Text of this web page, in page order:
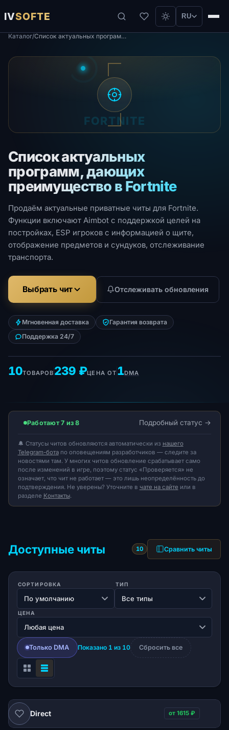
IVSOFTE RU
Каталог/ Список актуальных программ, дающих преимущество в Fortnite
Список актуальных
программ, дающих
преимущество в Fortnite
Продаём актуальные приватные читы для Fortnite.
Функции включают Aimbot с поддержкой целей на
постройках, ESP игроков с информацией о щите,
отображение предметов и сундуков, отслеживание
транспорта.
Выбрать чит Отслеживать обновления
Мгновенная доставка
Гарантия возврата
Поддержка 24/7
10ТОВАРОВ 239 ₽ЦЕНА ОТ 1DMA
FORTNITE
Работают 7 из 8 Подробный статус
🔔 Статусы читов обновляются автоматически из нашего
Telegram-ботапо оповещениям разработчиков — следите за
новостями там. У многих читов обновление срабатывает само
после изменений в игре, поэтому статус «Проверяется» не
означает, что чит не работает — это лишь неопределённость до
подтверждения. Не уверены? Уточните в чате на сайте или в
разделе Контакты.
Доступные читы 10 Сравнить читы
СОРТИРОВКА ТИП
ЦЕНА
Только DMA Показано 1 из 10 Сбросить все
DMA Direct от 1615 ₽